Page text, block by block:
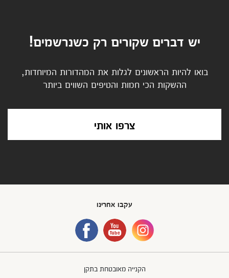
יש דברים שקורים רק כשנרשמים!
בואו להיות הראשונים לגלות את המהדורות המיוחדות,
ההשקות הכי חמות והטיפים השווים ביותר
צרפו אותי
עקבו אחרינו
הקנייה מאובטחת בתקן